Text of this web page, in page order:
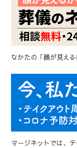
なかたの「顔が見え
マージネットでは、